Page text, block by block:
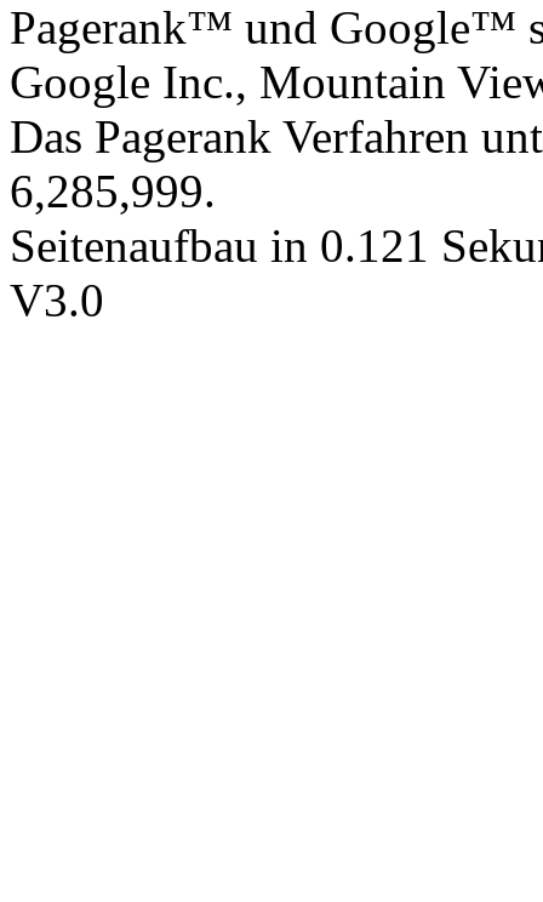
Pagerank™ und Google™
Google Inc., Mountain
Das Pagerank Verfahren
6,285,999.
Seitenaufbau in 0.121
V3.0